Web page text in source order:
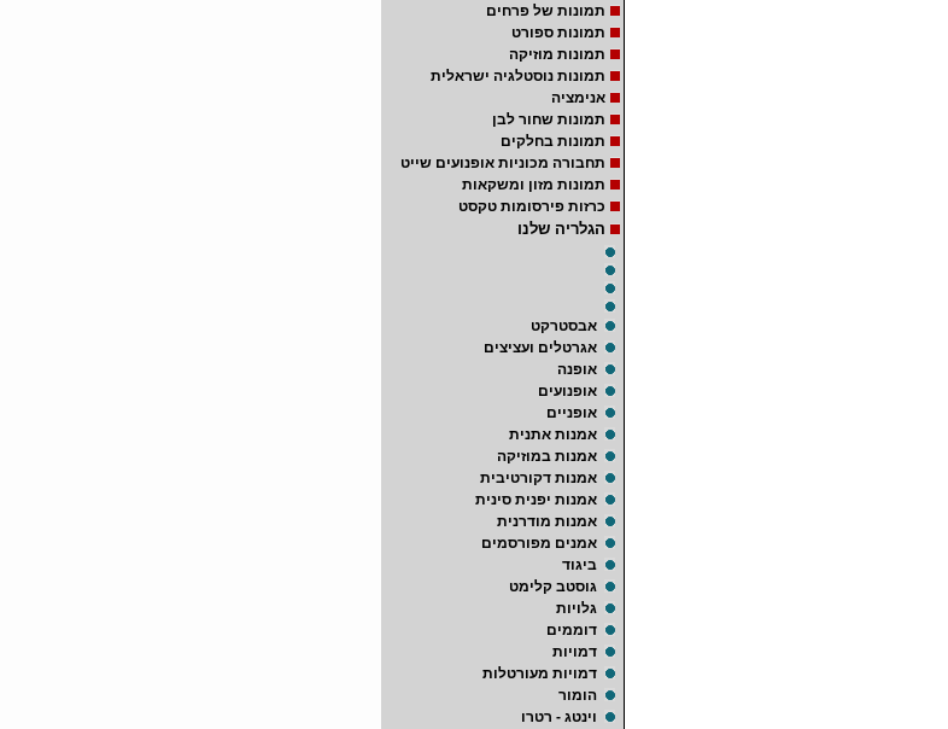
תמונות של פרחים
תמונות ספורט
תמונות מוזיקה
תמונות נוסטלגיה ישראלית
אנימציה
תמונות שחור לבן
תמונות בחלקים
תחבורה מכוניות אופנועים שייט
תמונות מזון ומשקאות
כרזות פירסומות טקסט
הגלריה שלנו
אבסטרקט
אגרטלים ועציצים
אופנה
אופנועים
אופניים
אמנות אתנית
אמנות במוזיקה
אמנות דקורטיבית
אמנות יפנית סינית
אמנות מודרנית
אמנים מפורסמים
ביגוד
גוסטב קלימט
גלויות
דוממים
דמויות
דמויות מעורטלות
הומור
וינטג - רטרו